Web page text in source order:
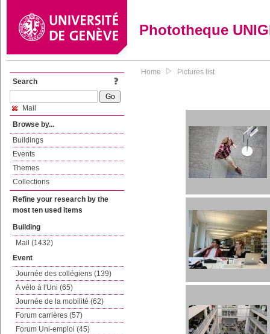
Phototheque
Search
Mail
Browse by...
Buildings
Events
Themes
Collections
Refine your research by the
most ten used items
Building
Mail (1432)
Event
Journée des collégiens (139)
A vélo à l'Uni (65)
Journée de la mobilité (62)
Forum carrières (57)
Forum Uni-emploi (45)
Home Pictures list